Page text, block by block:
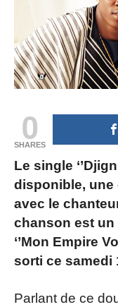
0
SHARES
Le single
disponible, une
avec le
chanson est
‘’Mon Empire
sorti ce samedi
Parlant de ce